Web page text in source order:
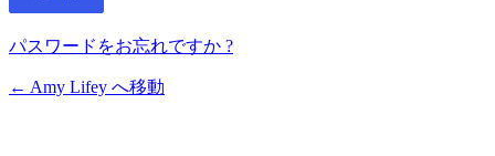
パスワードをお忘れですか ?
← Amy Lifey へ移動